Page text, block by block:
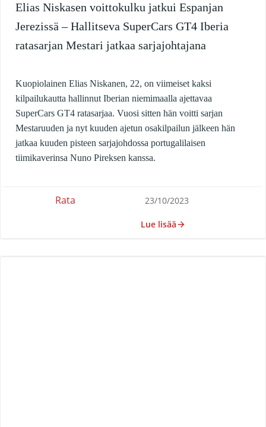
Elias Niskasen voittokulku jatkui Espanjan
Jerezissä – Hallitseva SuperCars GT4 Iberia
ratasarjan Mestari jatkaa sarjajohtajana
Kuopiolainen Elias Niskanen, 22, on viimeiset kaksi
kilpailukautta hallinnut Iberian niemimaalla ajettavaa
SuperCars GT4 ratasarjaa. Vuosi sitten hän voitti sarjan
Mestaruuden ja nyt kuuden ajetun osakilpailun jälkeen hän
jatkaa kuuden pisteen sarjajohdossa portugalilaisen
tiimikaverinsa Nuno Pireksen kanssa.
Rata 23/10/2023
Lue lisää